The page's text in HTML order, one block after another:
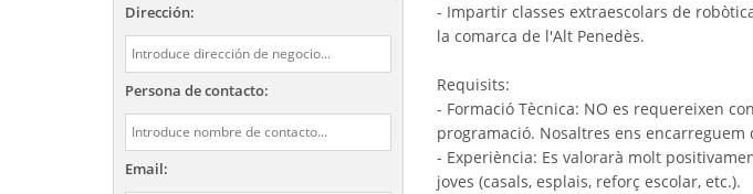
Dirección:
Persona de contacto:
Email:
- Impartir classes extraescolars de
la comarca de l'Alt Penedès.
Requisits:
- Formació Tècnica: NO es requereixen
programació. Nosaltres ens encarreguem
- Experiència: Es valorarà molt
joves (casals, esplais, reforç escolar, etc.).